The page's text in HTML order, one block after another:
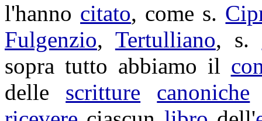
l'hanno citato, come s.
Fulgenzio, Tertulliano, s.
sopra tutto abbiamo il
delle scritture canoniche